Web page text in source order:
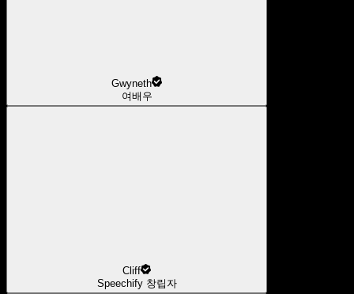
Gwyneth
여배우
Cliff
Speechify 창립자